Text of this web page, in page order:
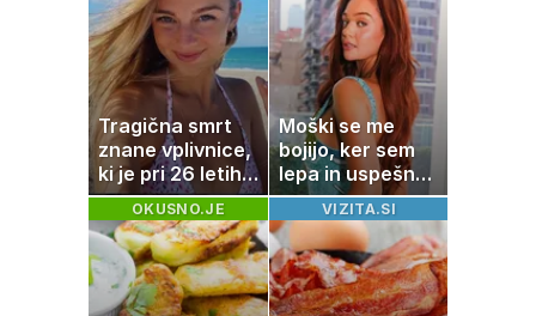
Tragična smrt
znane vplivnice,
ki je pri 26 letih
izgubila boj z
boleznijo
Moški se me
bojijo, ker sem
lepa in uspešna:
Misica razkrila,
zakaj je še
vedno samska
OKUSNO.JE VIZITA.SI